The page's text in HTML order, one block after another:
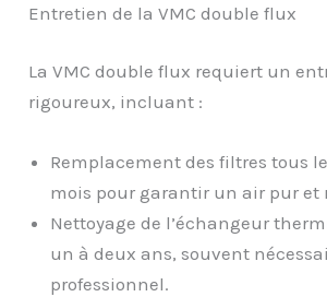
Entretien de la VMC double flux
La VMC double flux requiert un
rigoureux, incluant :
Remplacement des filtres tous
mois pour garantir un air pur et
Nettoyage de l’échangeur
un à deux ans, souvent
professionnel.